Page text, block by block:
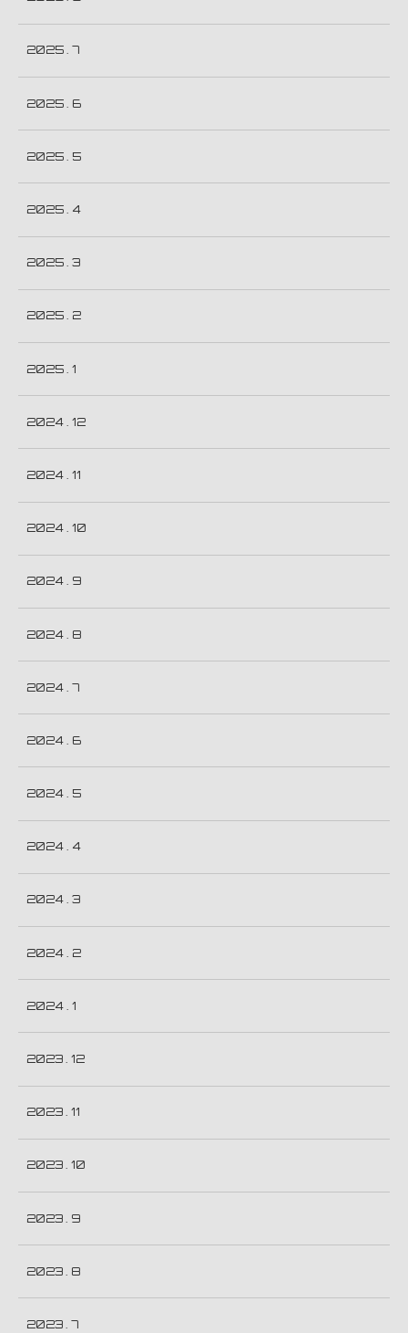
2025 . 7
2025 . 6
2025 . 5
2025 . 4
2025 . 3
2025 . 2
2025 . 1
2024 . 12
2024 . 11
2024 . 10
2024 . 9
2024 . 8
2024 . 7
2024 . 6
2024 . 5
2024 . 4
2024 . 3
2024 . 2
2024 . 1
2023 . 12
2023 . 11
2023 . 10
2023 . 9
2023 . 8
2023 . 7